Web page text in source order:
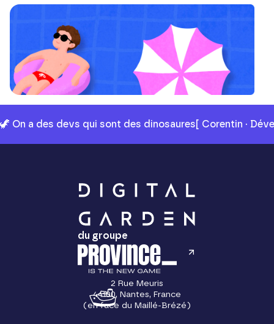
🦖 On a des devs qui sont des dinosaures [ Corentin ·
du groupe
2 Rue Meuris
44100, Nantes, France
(en face du Maillé-Brézé)